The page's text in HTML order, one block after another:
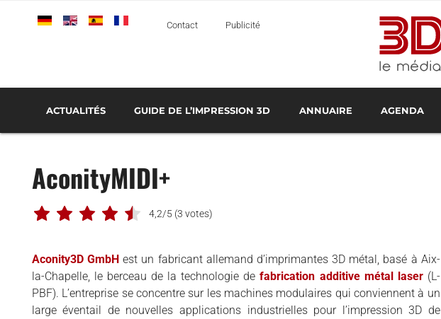
DeutschEnglishEspañolFrançaisItalianoContact Publicité
ACTUALITÉS
AUTOMOBILE ET TRANSPORT
BUSINESS
IMPRIMANTES 3D
INTERVIEWS
GUIDE DE L’IMPRESSION 3D ANNUAIRE AGENDA
AconityMIDI+
4,2/5 (3 votes)
Aconity3D GmbH est un fabricant allemand d’imprimantes 3D métal, basé à Aix-
la-Chapelle, le berceau de la technologie defabrication additive métal laser(L-
PBF). L’entreprise se concentre sur les machines modulaires qui conviennent à un
large éventail de nouvelles applications industrielles pour l’impression 3D de